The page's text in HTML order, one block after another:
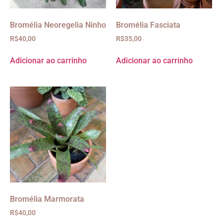
Bromélia Neoregelia Ninho
R$40,00
Adicionar ao carrinho
Bromélia Fasciata
R$35,00
Adicionar ao carrinho
Bromélia Marmorata
R$40,00